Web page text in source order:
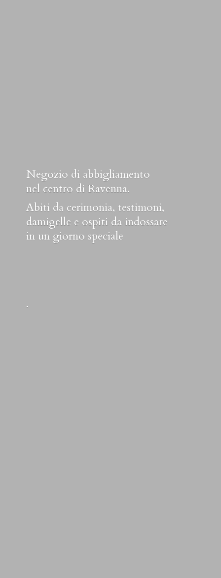
Negozio di abbigliamento
nel centro di Ravenna.
Abiti da cerimonia, testimoni,
damigelle e ospiti da indossare
in un giorno speciale
.